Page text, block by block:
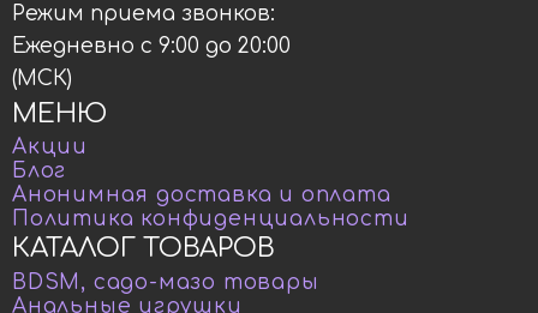
КАТАЛОГ ТОВАРОВ
BDSM, садо-мазо товары
Анальные игрушки
МЕНЮ
Акции
Блог
Анонимная доставка и оплата
Политика конфиденциальности
Режим приема звонков:
Ежедневно с 9:00 до 20:00
(МСК)